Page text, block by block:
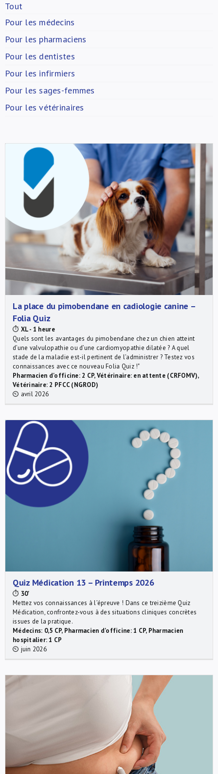
Tout
Pour les médecins
Pour les pharmaciens
Pour les dentistes
Pour les infirmiers
Pour les sages-femmes
Pour les vétérinaires
La place du pimobendane en cadiologie canine –
Folia Quiz
⏱ XL - 1 heure
Quels sont les avantages du pimobendane chez un chien atteint
d’une valvulopathie ou d’une cardiomyopathie dilatée ? A quel
stade de la maladie est-il pertinent de l’administrer ? Testez vos
connaissances avec ce nouveau Folia Quiz !"
Pharmacien d'officine: 2 CP, Vétérinaire: en attente (CRFOMV),
Vétérinaire: 2 PFCC (NGROD)
⏲ avril 2026
Quiz Médication 13 – Printemps 2026
⏱ 30'
Mettez vos connaissances à l’épreuve ! Dans ce treizième Quiz
Médication, confrontez-vous à des situations cliniques concrètes
issues de la pratique.
Médecins: 0,5 CP, Pharmacien d'officine: 1 CP, Pharmacien
hospitalier: 1 CP
⏲ juin 2026